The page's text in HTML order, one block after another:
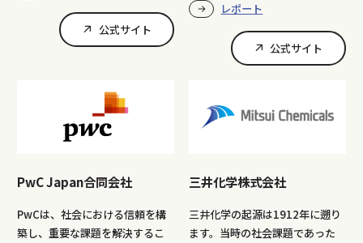
公式サイト
レポート
公式サイト
PwC Japan合同会社
PwCは、社会における信頼を構
築し、重要な課題を解決するこ
三井化学株式会社
三井化学の起源は1912年に遡り
ます。当時の社会課題であった